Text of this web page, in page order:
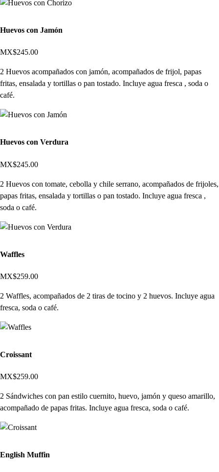
Huevos con Jamón
MX$245.00
2 Huevos acompañados con jamón, acompañados de frijol, papas
fritas, ensalada y tortillas o pan tostado. Incluye agua fresca , soda o
café.
Huevos con Verdura
MX$245.00
2 Huevos con tomate, cebolla y chile serrano, acompañados de frijoles,
papas fritas, ensalada y tortillas o pan tostado. Incluye agua fresca ,
soda o café.
Waffles
MX$259.00
2 Waffles, acompañados de 2 tiras de tocino y 2 huevos. Incluye agua
fresca, soda o café.
Croissant
MX$259.00
2 Sándwiches con pan estilo cuernito, huevo, jamón y queso amarillo,
acompañado de papas fritas. Incluye agua fresca, soda o café.
English Muffin